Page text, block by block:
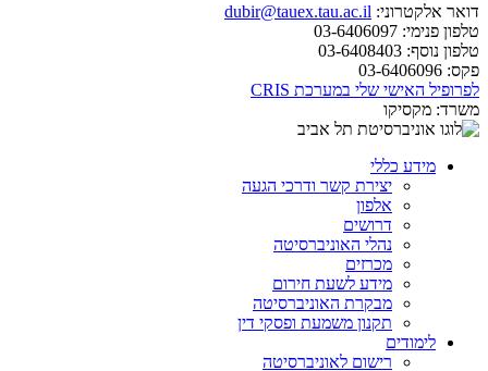
דואר אלקטרוני: dubir@tauex.tau.ac.il
טלפון פנימי:
טלפון נוסף:
פקס:
לפרופיל האישי שלי במערכת CRIS
משרד: מקסיקו
מידע כללי
יצירת קשר ודרכי הגעה
אלפון
דרושים
נהלי האוניברסיטה
מכרזים
מידע לשעת חירום
מבקרת האוניברסיטה
תקנון משמעת ופסקי דין
לימודים
רישום לאוניברסיטה